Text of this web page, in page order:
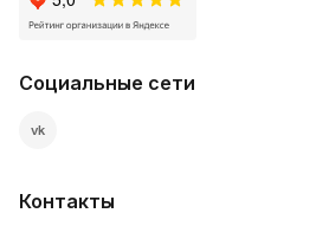
Социальные сети
vk
Контакты